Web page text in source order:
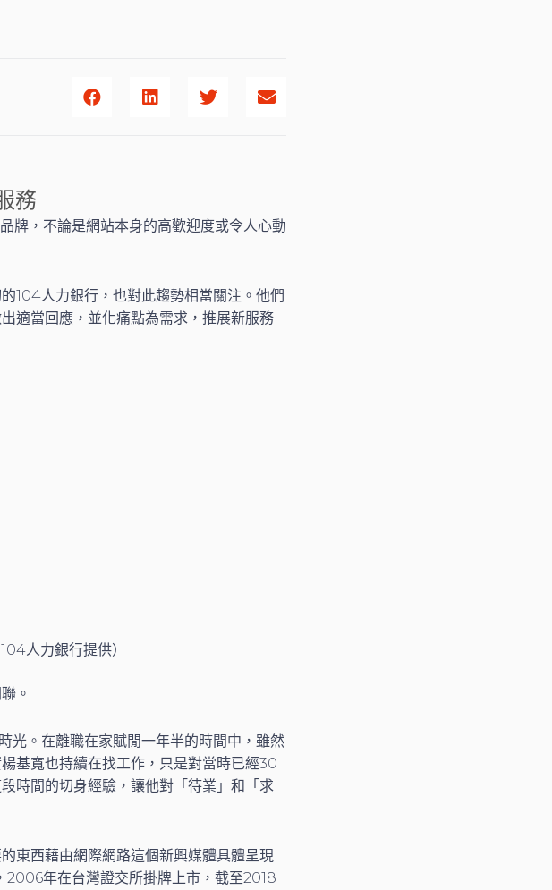
務
牌，不論是網站本身的高歡迎度或令人心動
104人力銀行，也對此趨勢相當關注。他們
適當回應，並化痛點為需求，推展新服務
人力銀行提供）
。
光。在離職在家賦閒一年半的時間中，雖然
基寬也持續在找工作，只是對當時已經30
時間的切身經驗，讓他對「待業」和「求
東西藉由網際網路這個新興媒體具體呈現
2006年在台灣證交所掛牌上市，截至2018